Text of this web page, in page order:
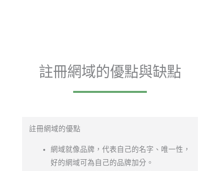
註冊網域的優點與缺點
註冊網域的優點
網域就像品牌，代表自己的名字、唯一性，
好的網域可為自己的品牌加分。